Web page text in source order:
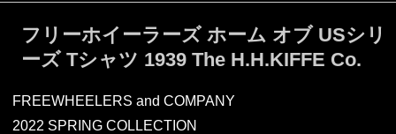
フリーホイーラーズ ホーム オブ USシリ
ーズ Tシャツ 1939 The H.H.KIFFE Co.
FREEWHEELERS and COMPANY
2022 SPRING COLLECTION